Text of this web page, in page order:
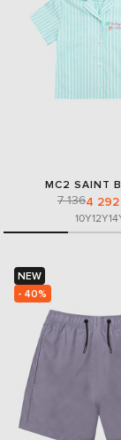
MC2 SAINT
7 1364 292
10Y12Y
NEW
- 40%